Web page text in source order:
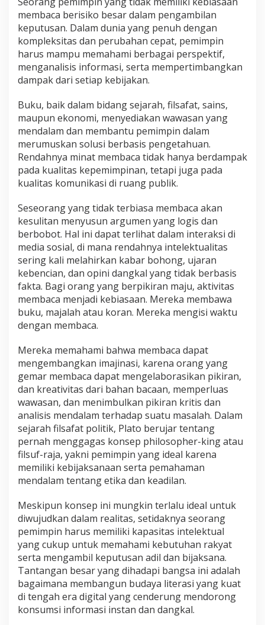
membaca berisiko besar dalam pengambilan
keputusan. Dalam dunia yang penuh dengan
kompleksitas dan perubahan cepat, pemimpin
harus mampu memahami berbagai perspektif,
menganalisis informasi, serta mempertimbangkan
dampak dari setiap kebijakan.
Buku, baik dalam bidang sejarah, filsafat, sains,
maupun ekonomi, menyediakan wawasan yang
mendalam dan membantu pemimpin dalam
merumuskan solusi berbasis pengetahuan.
Rendahnya minat membaca tidak hanya berdampak
pada kualitas kepemimpinan, tetapi juga pada
kualitas komunikasi di ruang publik.
Seseorang yang tidak terbiasa membaca akan
kesulitan menyusun argumen yang logis dan
berbobot. Hal ini dapat terlihat dalam interaksi di
media sosial, di mana rendahnya intelektualitas
sering kali melahirkan kabar bohong, ujaran
kebencian, dan opini dangkal yang tidak berbasis
fakta. Bagi orang yang berpikiran maju, aktivitas
membaca menjadi kebiasaan. Mereka membawa
buku, majalah atau koran. Mereka mengisi waktu
dengan membaca.
Mereka memahami bahwa membaca dapat
mengembangkan imajinasi, karena orang yang
gemar membaca dapat mengelaborasikan pikiran,
dan kreativitas dari bahan bacaan, memperluas
wawasan, dan menimbulkan pikiran kritis dan
analisis mendalam terhadap suatu masalah. Dalam
sejarah filsafat politik, Plato berujar tentang
pernah menggagas konsep philosopher-king atau
filsuf-raja, yakni pemimpin yang ideal karena
memiliki kebijaksanaan serta pemahaman
mendalam tentang etika dan keadilan.
Meskipun konsep ini mungkin terlalu ideal untuk
diwujudkan dalam realitas, setidaknya seorang
pemimpin harus memiliki kapasitas intelektual
yang cukup untuk memahami kebutuhan rakyat
serta mengambil keputusan adil dan bijaksana.
Tantangan besar yang dihadapi bangsa ini adalah
bagaimana membangun budaya literasi yang kuat
di tengah era digital yang cenderung mendorong
konsumsi informasi instan dan dangkal.